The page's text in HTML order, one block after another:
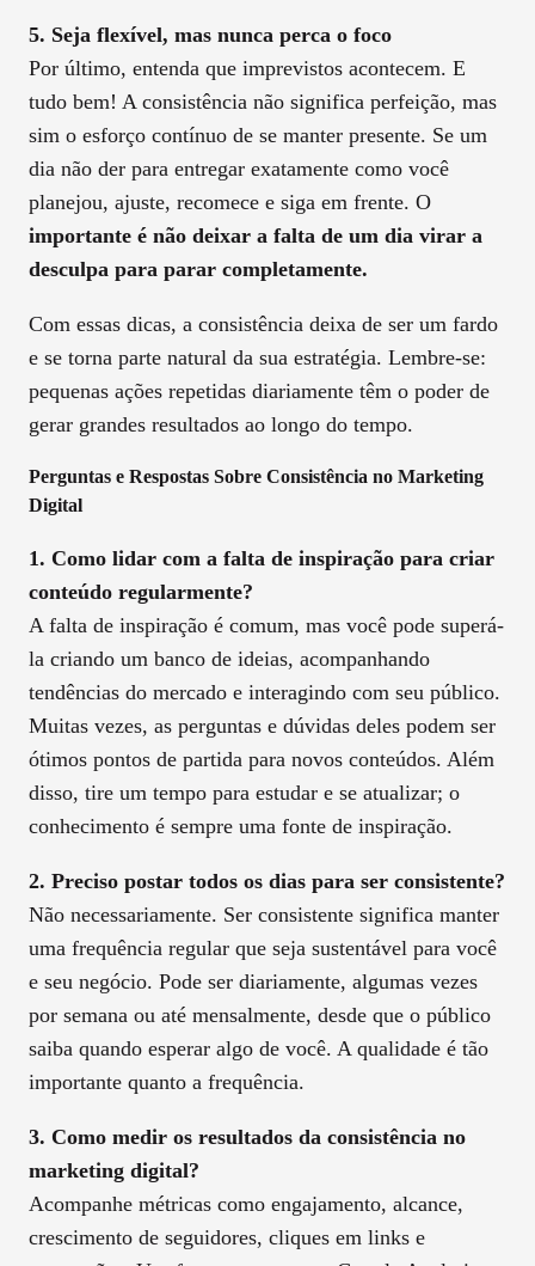
5. Seja flexível, mas nunca perca o foco
Por último, entenda que imprevistos acontecem. E
tudo bem! A consistência não significa perfeição, mas
sim o esforço contínuo de se manter presente. Se um
dia não der para entregar exatamente como você
planejou, ajuste, recomece e siga em frente. O
importante é não deixar a falta de um dia virar a
desculpa para parar completamente.
Com essas dicas, a consistência deixa de ser um fardo
e se torna parte natural da sua estratégia. Lembre-se:
pequenas ações repetidas diariamente têm o poder de
gerar grandes resultados ao longo do tempo.
Perguntas e Respostas Sobre Consistência no Marketing
Digital
1. Como lidar com a falta de inspiração para criar
conteúdo regularmente?
A falta de inspiração é comum, mas você pode superá-
la criando um banco de ideias, acompanhando
tendências do mercado e interagindo com seu público.
Muitas vezes, as perguntas e dúvidas deles podem ser
ótimos pontos de partida para novos conteúdos. Além
disso, tire um tempo para estudar e se atualizar; o
conhecimento é sempre uma fonte de inspiração.
2. Preciso postar todos os dias para ser consistente?
Não necessariamente. Ser consistente significa manter
uma frequência regular que seja sustentável para você
e seu negócio. Pode ser diariamente, algumas vezes
por semana ou até mensalmente, desde que o público
saiba quando esperar algo de você. A qualidade é tão
importante quanto a frequência.
3. Como medir os resultados da consistência no
marketing digital?
Acompanhe métricas como engajamento, alcance,
crescimento de seguidores, cliques em links e